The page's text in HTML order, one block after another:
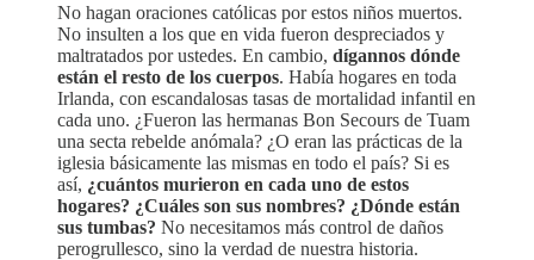
No hagan oraciones católicas por estos niños muertos.
No insulten a los que en vida fueron despreciados y
maltratados por ustedes. En cambio, dígannos dónde
están el resto de los cuerpos. Había hogares en toda
Irlanda, con escandalosas tasas de mortalidad infantil en
cada uno. ¿Fueron las hermanas Bon Secours de Tuam
una secta rebelde anómala? ¿O eran las prácticas de la
iglesia básicamente las mismas en todo el país? Si es
así, ¿cuántos murieron en cada uno de estos
hogares? ¿Cuáles son sus nombres? ¿Dónde están
sus tumbas? No necesitamos más control de daños
perogrullesco, sino la verdad de nuestra historia.